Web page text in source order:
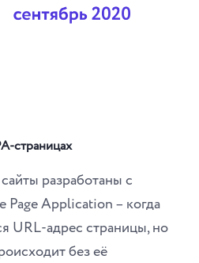
страницах
разработаны с
Page Application – когда
URL-адрес страницы, но
без её